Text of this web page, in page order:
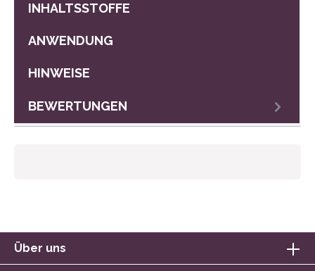
BEWERTUNGEN
ANWENDUNG
INHALTSSTOFFE
HINWEISE
Über uns